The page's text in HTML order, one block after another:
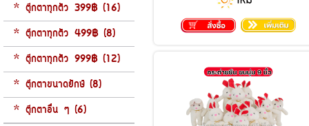
* ตุ๊กตาทุกตัว 399฿ (16)
* ตุ๊กตาทุกตัว 499฿ (8)
* ตุ๊กตาทุกตัว 999฿ (12)
* ตุ๊กตาขนาดยักษ์ (8)
* ตุ๊กตาอื่น ๆ (6)